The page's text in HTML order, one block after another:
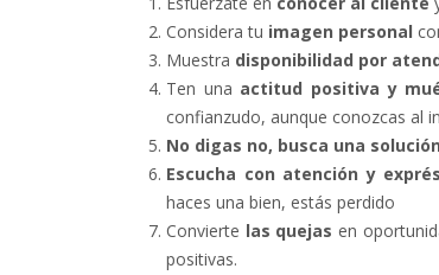
Considera tu imagen personal
Muestra disponibilidad por
Ten una actitud positiva y
confianzudo, aunque conozcas al
No digas no, busca una solución
Escucha con atención y
haces una bien, estás perdido
Convierte las quejas en
positivas.